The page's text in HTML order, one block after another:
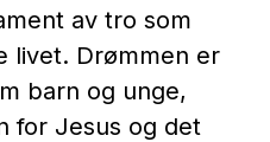
av tro som
livet. Drømmen er
barn og unge,
for Jesus og det